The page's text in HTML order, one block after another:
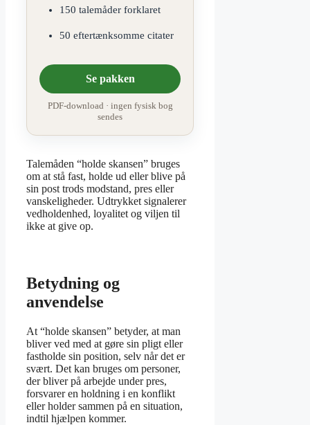
150 talemåder forklaret
50 eftertænksomme citater
Se pakken
PDF-download · ingen fysisk bog
sendes
Talemåden “holde skansen” bruges
om at stå fast, holde ud eller blive på
sin post trods modstand, pres eller
vanskeligheder. Udtrykket signalerer
vedholdenhed, loyalitet og viljen til
ikke at give op.
Betydning og
anvendelse
At “holde skansen” betyder, at man
bliver ved med at gøre sin pligt eller
fastholde sin position, selv når det er
svært. Det kan bruges om personer,
der bliver på arbejde under pres,
forsvarer en holdning i en konflikt
eller holder sammen på en situation,
indtil hjælpen kommer.